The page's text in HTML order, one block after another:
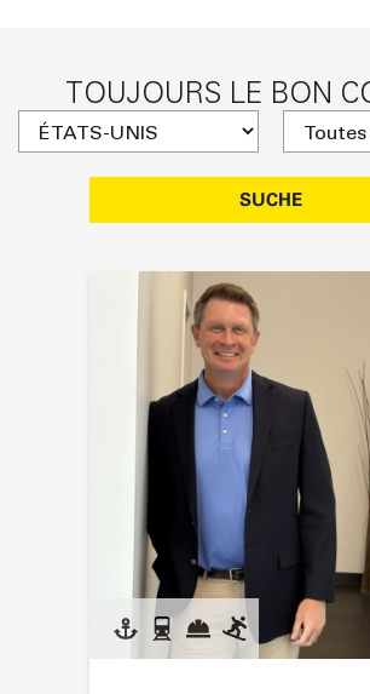
TOUJOURS LE BON
SUCHE